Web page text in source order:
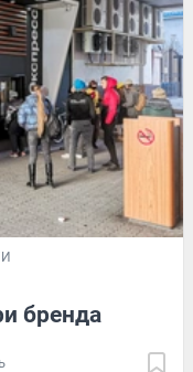
бренда